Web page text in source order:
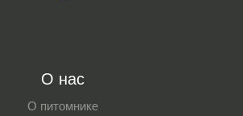
О нас
О питомнике